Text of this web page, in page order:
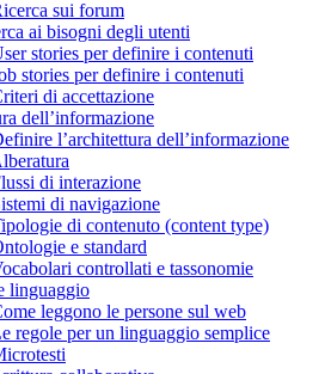
sui forum
ai bisogni degli utenti
stories per definire i contenuti
stories per definire i contenuti
di accettazione
dell’informazione
l’architettura dell’informazione
di interazione
di navigazione
di contenuto (content type)
e standard
controllati e tassonomie
linguaggio
leggono le persone sul web
regole per un linguaggio semplice